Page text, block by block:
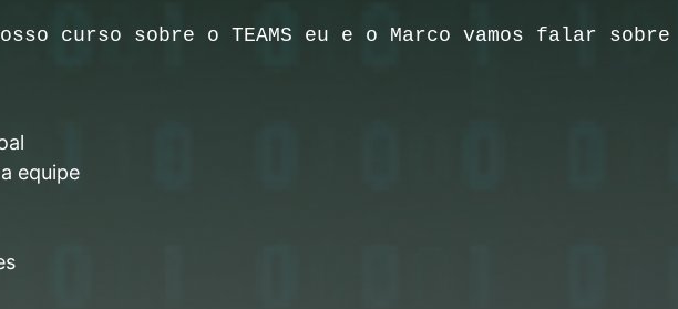
curso sobre o TEAMS eu e o Marco vamos falar
equipe